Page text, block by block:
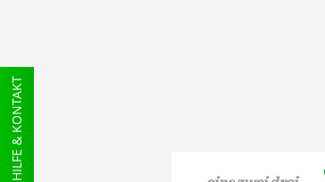
HILFE & KONTAKT